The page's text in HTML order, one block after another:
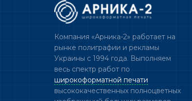
Компания «Арника-2» работает на
рынке полиграфии и рекламы
Украины с 1994 года. Выполняем
весь спектр работ по
широкоформатной печати
высококачественных полноцветных